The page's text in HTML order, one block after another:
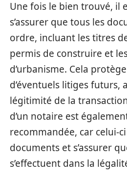
Une fois le bien trouvé, il
s’assurer que tous les
ordre, incluant les titres
permis de construire et
d’urbanisme. Cela
d’éventuels litiges futurs,
légitimité de la
d’un notaire est
recommandée, car celui-
documents et s’assurer
s’effectuent dans la